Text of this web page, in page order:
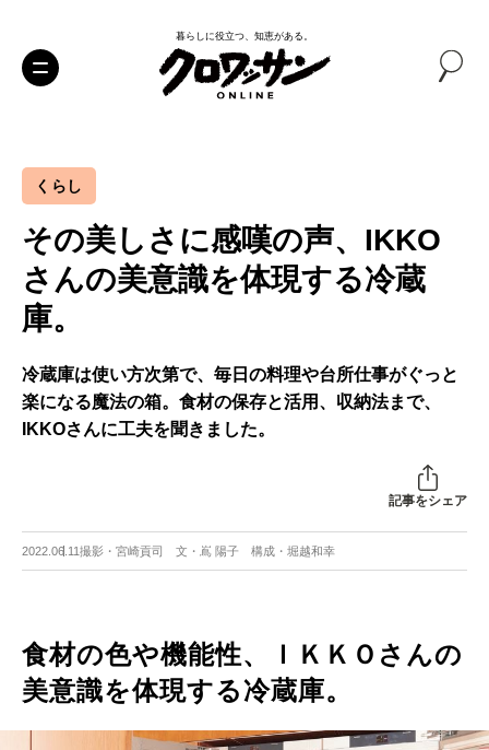
暮らしに役立つ、知恵がある。
くらし
その美しさに感嘆の声、IKKO
さんの美意識を体現する冷蔵
庫。
冷蔵庫は使い方次第で、毎日の料理や台所仕事がぐっと
楽になる魔法の箱。食材の保存と活用、収納法まで、
IKKOさんに工夫を聞きました。
記事をシェア
2022.06.11撮影・宮崎貢司 文・嶌 陽子 構成・堀越和幸
食材の色や機能性、ＩＫＫＯさんの
美意識を体現する冷蔵庫。